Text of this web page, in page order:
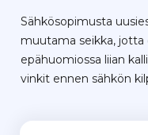
Sähkösopimusta
muutama seikka, jotta
epähuomiossa liian
vinkit ennen sähkön